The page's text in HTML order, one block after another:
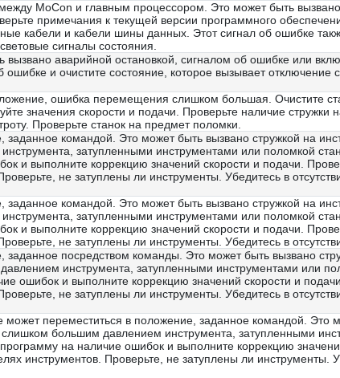
MoCon и главным процессором. Это может быть
примечания к текущей версии программного
кабели и кабели шины данных. Этот сигнал об ошибке
сигналы состояния.
аварийной остановкой, сигналом об ошибке или
ошибке и очистите состояние, которое вызывает отключение
ошибка перемещения слишком большая. Очистите
значения скорости и подачи. Проверьте наличие стружки
Проверьте станок на предмет поломки.
командой. Это может быть вызвано стружкой на
затупленными инструментами или поломкой
и выполните коррекцию значений скорости и подачи.
не затуплены ли инструменты. Убедитесь в
командой. Это может быть вызвано стружкой на
затупленными инструментами или поломкой
и выполните коррекцию значений скорости и подачи.
не затуплены ли инструменты. Убедитесь в
посредством команды. Это может быть вызвано
инструмента, затупленными инструментами или
ошибок и выполните коррекцию значений скорости и
не затуплены ли инструменты. Убедитесь в
может переместиться в положение, заданное командой. Это
большим давлением инструмента, затупленными
на наличие ошибок и выполните коррекцию
инструментов. Проверьте, не затуплены ли инструменты.